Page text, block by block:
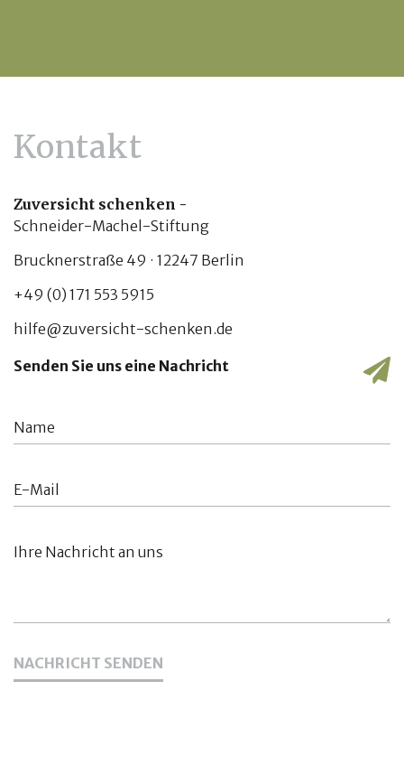
Kontakt
Zuversicht schenken -
Schneider-Machel-Stiftung
Brucknerstraße 49 · 12247 Berlin
+49 (0) 171 553 5915
hilfe@zuversicht-schenken.de
Senden Sie uns eine Nachricht
NACHRICHT SENDEN